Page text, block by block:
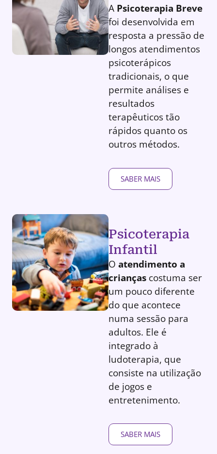
A Psicoterapia Breve
foi desenvolvida em
resposta a pressão de
longos atendimentos
psicoterápicos
tradicionais, o que
permite análises e
resultados
terapêuticos tão
rápidos quanto os
outros métodos.
SABER MAIS
Psicoterapia
Infantil
O atendimento a
crianças costuma ser
um pouco diferente
do que acontece
numa sessão para
adultos. Ele é
integrado à
ludoterapia, que
consiste na utilização
de jogos e
entretenimento.
SABER MAIS